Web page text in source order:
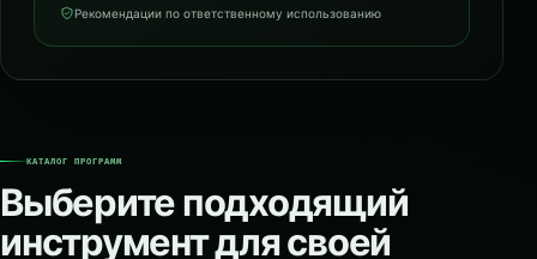
Рекомендации по ответственному использованию
КАТАЛОГ ПРОГРАММ
Выберите подходящий
инструмент для своей